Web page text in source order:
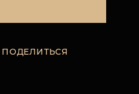
ПОДЕЛИТЬСЯ